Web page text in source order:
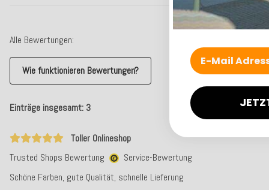
Alle Bewertungen:
Wie funktionieren Bewertungen?
Einträge insgesamt: 3
Toller Onlineshop
Trusted Shops Bewertung
Service-Bewertung
Schöne Farben, gute Qualität, schnelle Lieferung